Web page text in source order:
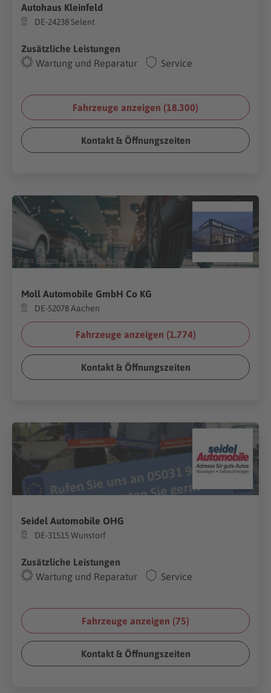
Autohaus Kleinfeld
DE-24238 Selent
Zusätzliche Leistungen
Wartung und Reparatur
Service
Fahrzeuge anzeigen (18.300)
Kontakt & Öffnungszeiten
(Foto: Fahroni / Shutterstock.com
Moll Automobile GmbH Co KG
DE-52078 Aachen
Fahrzeuge anzeigen (1.774)
Kontakt & Öffnungszeiten
Seidel Automobile OHG
DE-31515 Wunstorf
Zusätzliche Leistungen
Wartung und Reparatur
Service
Fahrzeuge anzeigen (75)
Kontakt & Öffnungszeiten